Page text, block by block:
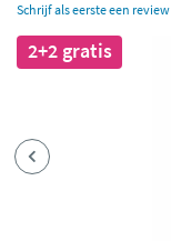
Schrijf als eerste een review
2+2 gratis